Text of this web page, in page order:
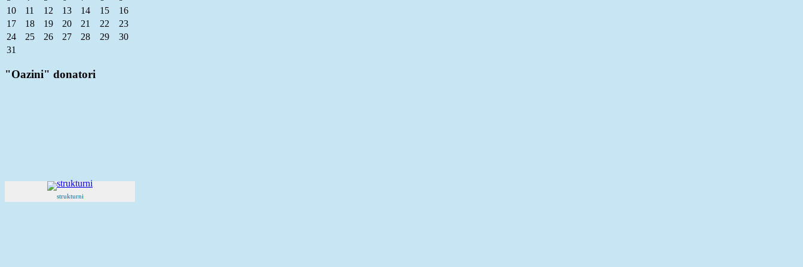
10
11 12 13 14 15
16
17
18 19 20 21 22
23
24
25 26 27 28 29
30
31
"Oazini" donatori
strukturni